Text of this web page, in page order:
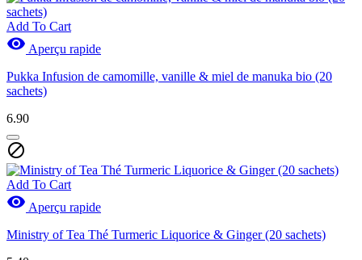
Add To Cart
 Aperçu rapide
Pukka Infusion de camomille, vanille & miel de manuka bio (20
sachets)
6.90

Add To Cart
 Aperçu rapide
Ministry of Tea Thé Turmeric Liquorice & Ginger (20 sachets)